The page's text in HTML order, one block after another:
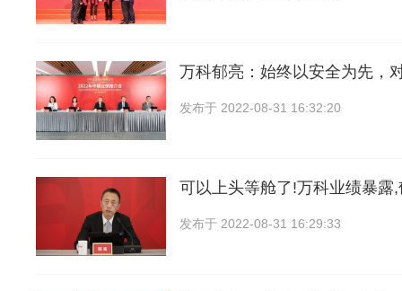
万科郁亮：始终以安全为先，
发布于 2022-08-31 16:32:20
可以上头等舱了!万科业绩暴露
发布于 2022-08-31 16:29:33